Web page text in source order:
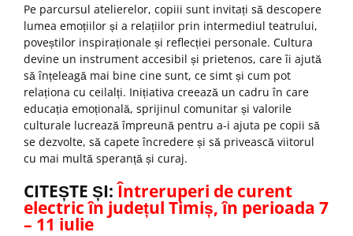
Pe parcursul atelierelor, copiii sunt invitați să descopere
lumea emoțiilor și a relațiilor prin intermediul teatrului,
poveștilor inspiraționale și reflecției personale. Cultura
devine un instrument accesibil și prietenos, care îi ajută
să înțeleagă mai bine cine sunt, ce simt și cum pot
relaționa cu ceilalți. Inițiativa creează un cadru în care
educația emoțională, sprijinul comunitar și valorile
culturale lucrează împreună pentru a-i ajuta pe copii să
se dezvolte, să capete încredere și să privească viitorul
cu mai multă speranță și curaj.
CITEȘTE ȘI: Întreruperi de curent
electric în județul Timiș, în perioada 7
– 11 iulie